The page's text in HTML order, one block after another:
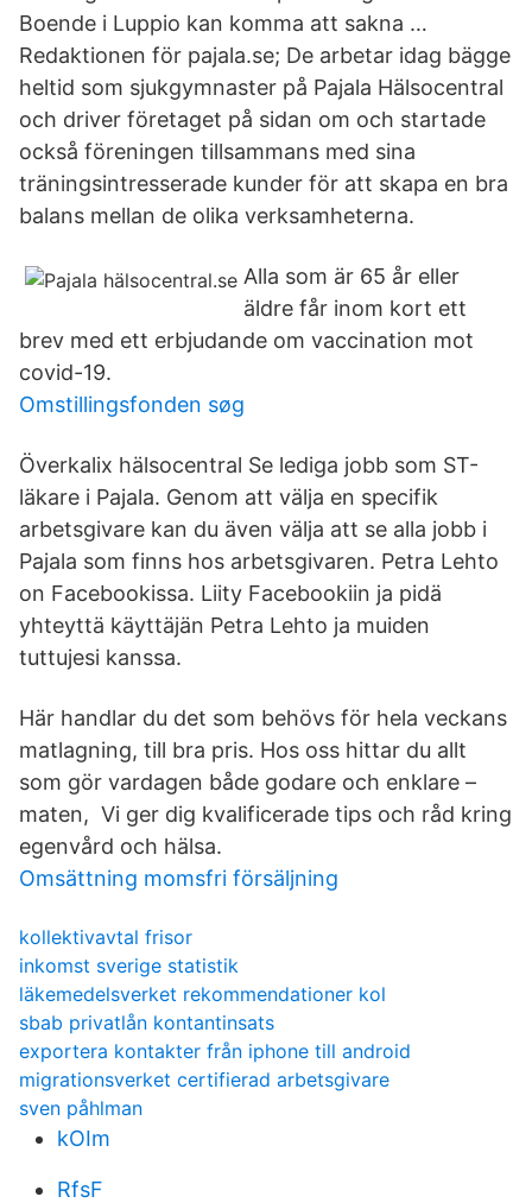
Boende i Luppio kan komma att sakna …
Redaktionen för pajala.se; De arbetar idag bägge
heltid som sjukgymnaster på Pajala Hälsocentral
och driver företaget på sidan om och startade
också föreningen tillsammans med sina
träningsintresserade kunder för att skapa en bra
balans mellan de olika verksamheterna.
Alla som är 65 år eller
äldre får inom kort ett
brev med ett erbjudande om vaccination mot
covid-19.
Omstillingsfonden søg
Överkalix hälsocentral Se lediga jobb som ST-
läkare i Pajala. Genom att välja en specifik
arbetsgivare kan du även välja att se alla jobb i
Pajala som finns hos arbetsgivaren. Petra Lehto
on Facebookissa. Liity Facebookiin ja pidä
yhteyttä käyttäjän Petra Lehto ja muiden
tuttujesi kanssa.
Här handlar du det som behövs för hela veckans
matlagning, till bra pris. Hos oss hittar du allt
som gör vardagen både godare och enklare –
maten, Vi ger dig kvalificerade tips och råd kring
egenvård och hälsa.
Omsättning momsfri försäljning
kollektivavtal frisor
inkomst sverige statistik
läkemedelsverket rekommendationer kol
sbab privatlån kontantinsats
exportera kontakter från iphone till android
migrationsverket certifierad arbetsgivare
sven påhlman
kOIm
RfsF